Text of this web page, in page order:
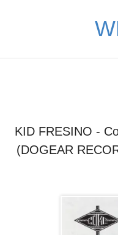
KID FRESINO -
(DOGEAR